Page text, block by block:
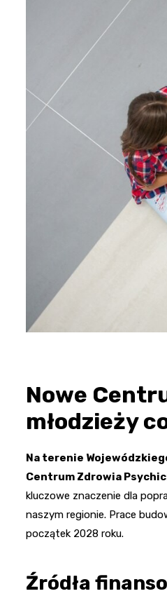
Nowe
młodzieży
Na terenie
Centrum Zdrowia
kluczowe znaczenie dla
naszym regionie. Prace
początek 2028 roku.
Źródła